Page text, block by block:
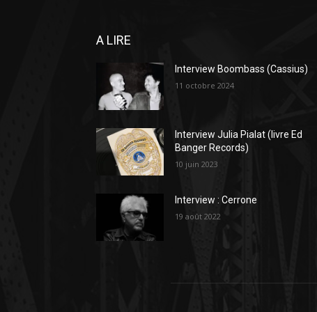
A LIRE
Interview Boombass (Cassius)
11 octobre 2024
Interview Julia Pialat (livre Ed
Banger Records)
10 juin 2023
Interview : Cerrone
19 août 2022